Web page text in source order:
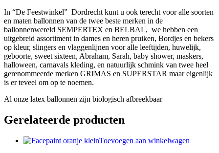
In “De Feestwinkel” Dordrecht kunt u ook terecht voor alle soorten
en maten ballonnen van de twee beste merken in de
ballonnenwereld SEMPERTEX en BELBAL, we hebben een
uitgebreid assortiment in dames en heren pruiken, Bordjes en bekers
op kleur, slingers en vlaggenlijnen voor alle leeftijden, huwelijk,
geboorte, sweet sixteen, Abraham, Sarah, baby shower, maskers,
halloween, carnavals kleding, en natuurlijk schmink van twee heel
gerenommeerde merken GRIMAS en SUPERSTAR maar eigenlijk
is er teveel om op te noemen.
Al onze latex ballonnen zijn biologisch afbreekbaar
Gerelateerde producten
Toevoegen aan winkelwagen